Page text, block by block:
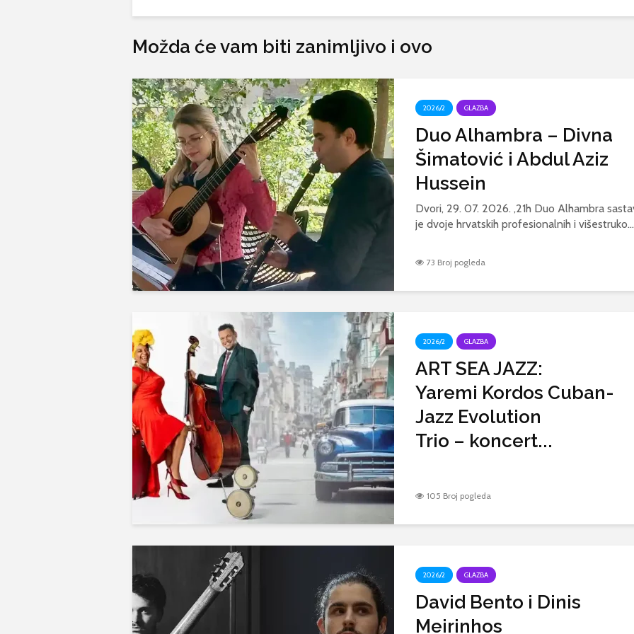
Možda će vam biti zanimljivo i ovo
2026/2 GLAZBA
Duo Alhambra – Divna
Šimatović i Abdul Aziz
Hussein
Dvori, 29. 07. 2026. ,21h Duo Alhambra
je dvoje hrvatskih profesionalnih i višestruko...
73 Broj pogleda
2026/2 GLAZBA
ART SEA JAZZ:
Yaremi Kordos Cuban-
Jazz Evolution
Trio – koncert...
105 Broj pogleda
2026/2 GLAZBA
David Bento i Dinis
Meirinhos